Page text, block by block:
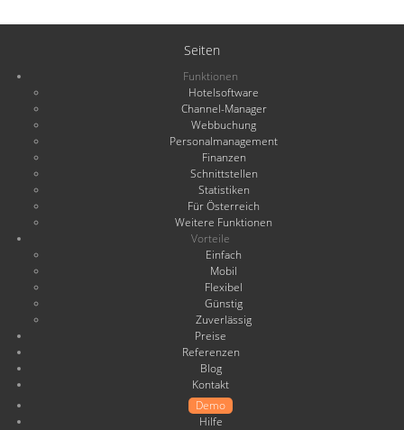
Seiten
Funktionen
Hotelsoftware
Channel-Manager
Webbuchung
Personalmanagement
Finanzen
Schnittstellen
Statistiken
Für Österreich
Weitere Funktionen
Vorteile
Einfach
Mobil
Flexibel
Günstig
Zuverlässig
Preise
Referenzen
Blog
Kontakt
Demo
Hilfe